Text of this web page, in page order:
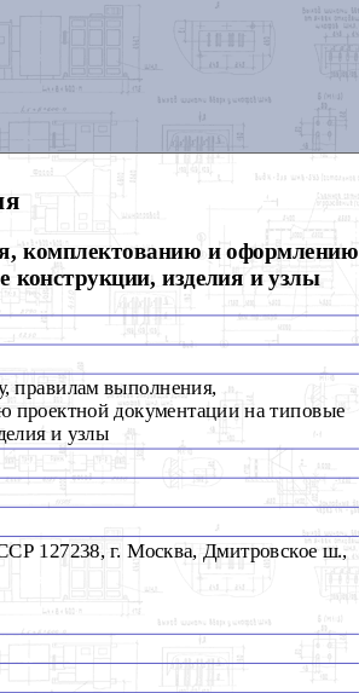
комплектованию и оформлению
конструкции, изделия и узлы
правилам выполнения,
документации на типовые
и узлы
127238, г. Москва, Дмитровское ш.,